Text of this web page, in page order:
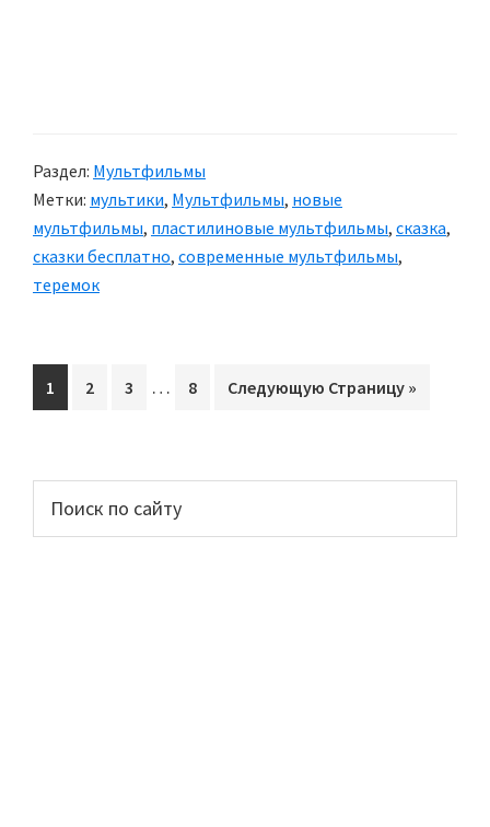
Раздел: Мультфильмы
Метки: мультики, Мультфильмы, новые
мультфильмы, пластилиновые мультфильмы, сказка,
сказки бесплатно, современные мультфильмы,
теремок
Перейти
на
1
Перейти
2
Перейти
3
Interim
…
Перейти
8
Перейти
Следующую Страницу »
Основной
сайдбар